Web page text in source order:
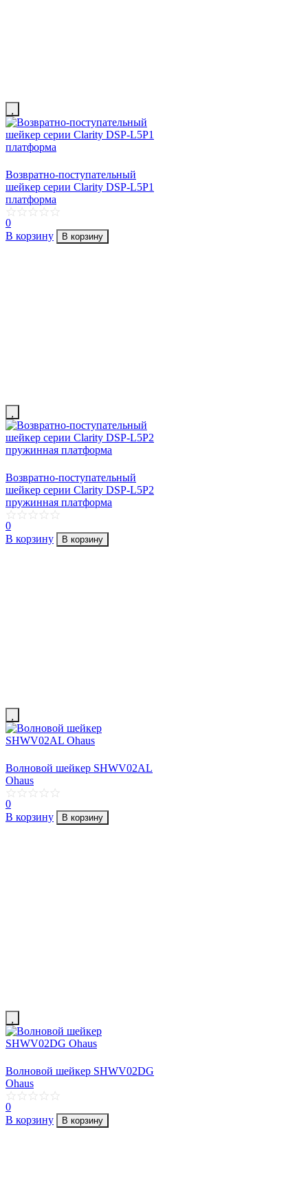
Возвратно-поступательный
шейкер серии Clarity DSP-L5P1
платформа
0
В корзину
В корзину
Возвратно-поступательный
шейкер серии Clarity DSP-L5P2
пружинная платформа
0
В корзину
В корзину
Волновой шейкер SHWV02AL
Ohaus
0
В корзину
В корзину
Волновой шейкер SHWV02DG
Ohaus
0
В корзину
В корзину